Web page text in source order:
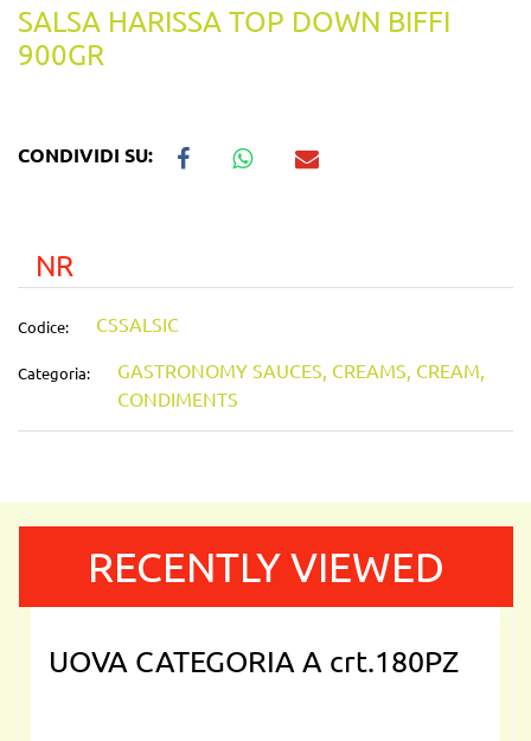
SALSA HARISSA TOP DOWN BIFFI
900GR
CONDIVIDI SU:
NR
Codice: CSSALSIC
Categoria:
GASTRONOMY SAUCES, CREAMS, CREAM,
CONDIMENTS
RECENTLY VIEWED
UOVA CATEGORIA A crt.180PZ